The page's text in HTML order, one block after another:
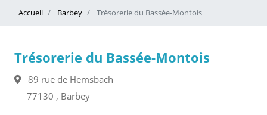
Accueil Barbey Trésorerie du Bassée-Montois
Trésorerie du Bassée-Montois
89 rue de Hemsbach
77130 , Barbey